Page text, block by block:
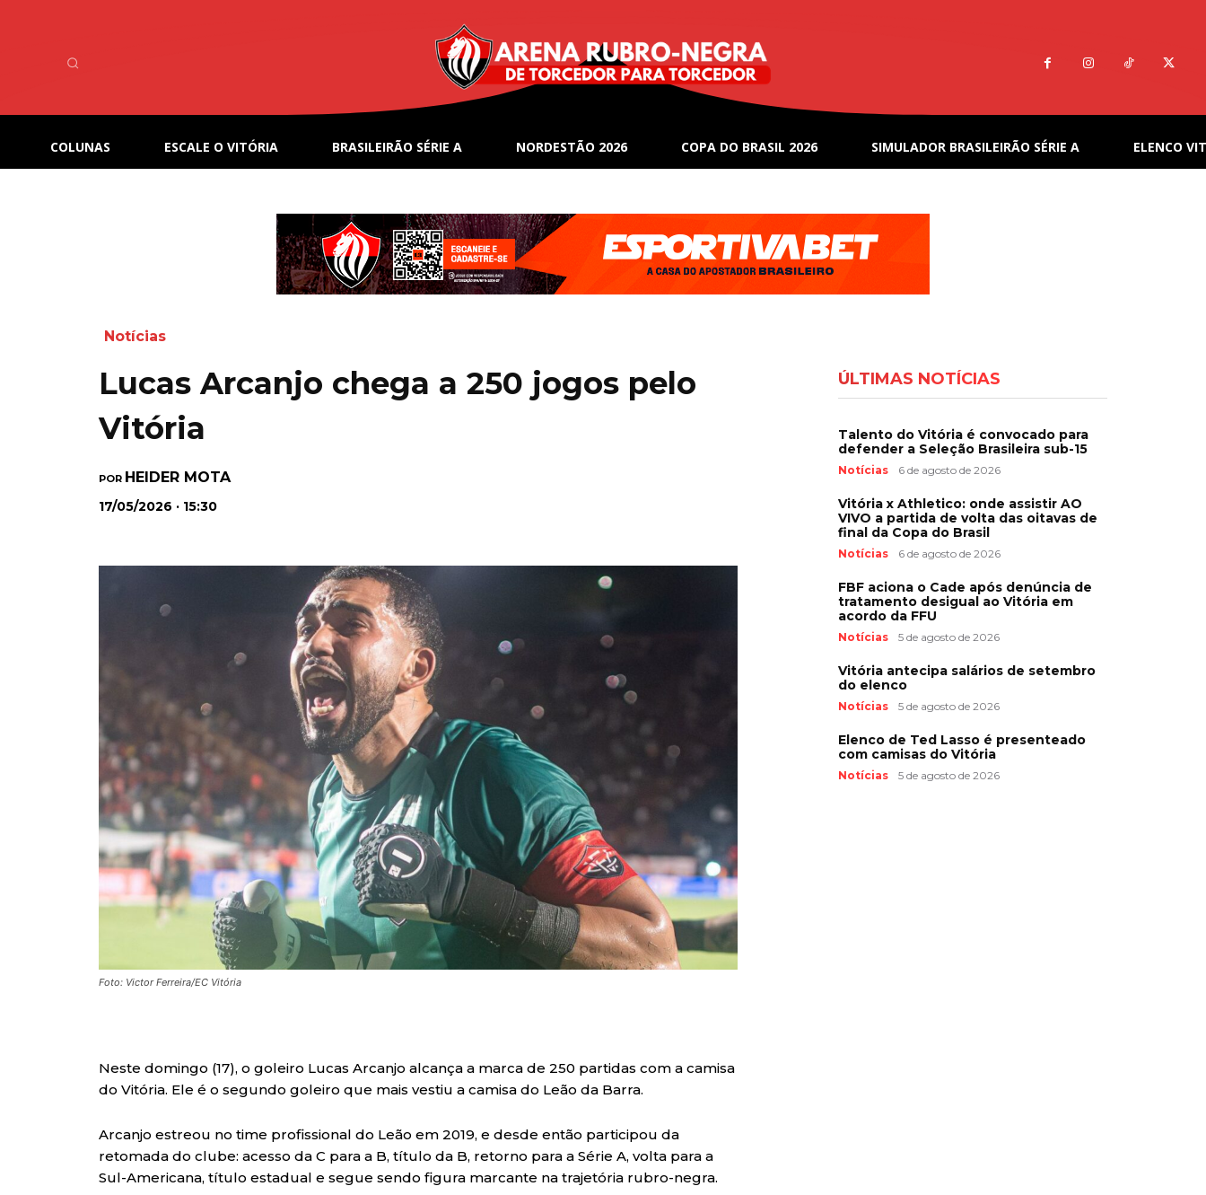
COLUNAS ESCALE O VITÓRIA BRASILEIRÃO SÉRIE A NORDESTÃO 2026 COPA DO BRASIL 2026 SIMULADOR BRASILEIRÃO SÉRIE A ELENCO
Notícias
Lucas Arcanjo chega a 250 jogos pelo
Vitória
POR HEIDER MOTA
17/05/2026 · 15:30
Foto: Victor Ferreira/EC Vitória
Neste domingo (17), o goleiro Lucas Arcanjo alcança a marca de 250 partidas com a camisa
do Vitória. Ele é o segundo goleiro que mais vestiu a camisa do Leão da Barra.
Arcanjo estreou no time profissional do Leão em 2019, e desde então participou da
retomada do clube: acesso da C para a B, título da B, retorno para a Série A, volta para a
Sul-Americana, título estadual e segue sendo figura marcante na trajetória rubro-negra.
ÚLTIMAS NOTÍCIAS
Talento do Vitória é convocado para
defender a Seleção Brasileira sub-15
Notícias 6 de agosto de 2026
Vitória x Athletico: onde assistir AO
VIVO a partida de volta das oitavas de
final da Copa do Brasil
Notícias 6 de agosto de 2026
FBF aciona o Cade após denúncia de
tratamento desigual ao Vitória em
acordo da FFU
Notícias 5 de agosto de 2026
Vitória antecipa salários de setembro
do elenco
Notícias 5 de agosto de 2026
Elenco de Ted Lasso é presenteado
com camisas do Vitória
Notícias 5 de agosto de 2026